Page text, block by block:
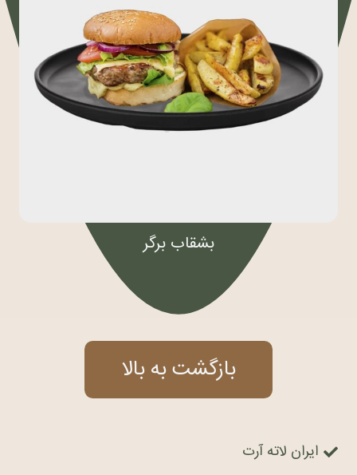
بشقاب برگر
بازگشت به بالا
ایران لاته آرت